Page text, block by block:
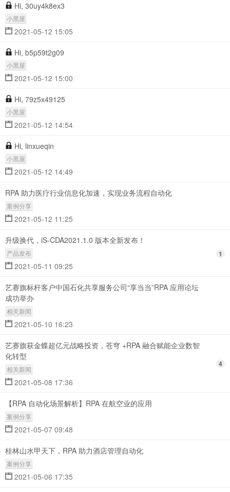
Hi, 30uy4k8ex3
小黑屋
2021-05-12 15:05
Hi, b5p59t2g09
小黑屋
2021-05-12 15:00
Hi, 79z5x49125
小黑屋
2021-05-12 14:54
Hi, linxueqin
小黑屋
2021-05-12 14:49
RPA 助力医疗行业信息化加速，实现业务流程自动化
案例分享
2021-05-12 11:25
升级换代，iS-CDA2021.1.0 版本全新发布！
产品发布
2021-05-11 09:25
1
艺赛旗标杆客户中国石化共享服务公司“享当当”RPA 应用论坛
成功举办
相关新闻
2021-05-10 16:23
艺赛旗获金蝶超亿元战略投资，苍穹 +RPA 融合赋能企业数智
化转型
相关新闻
2021-05-08 17:36
4
【RPA 自动化场景解析】RPA 在航空业的应用
案例分享
2021-05-07 09:48
桂林山水甲天下，RPA 助力酒店管理自动化
案例分享
2021-05-06 17:35